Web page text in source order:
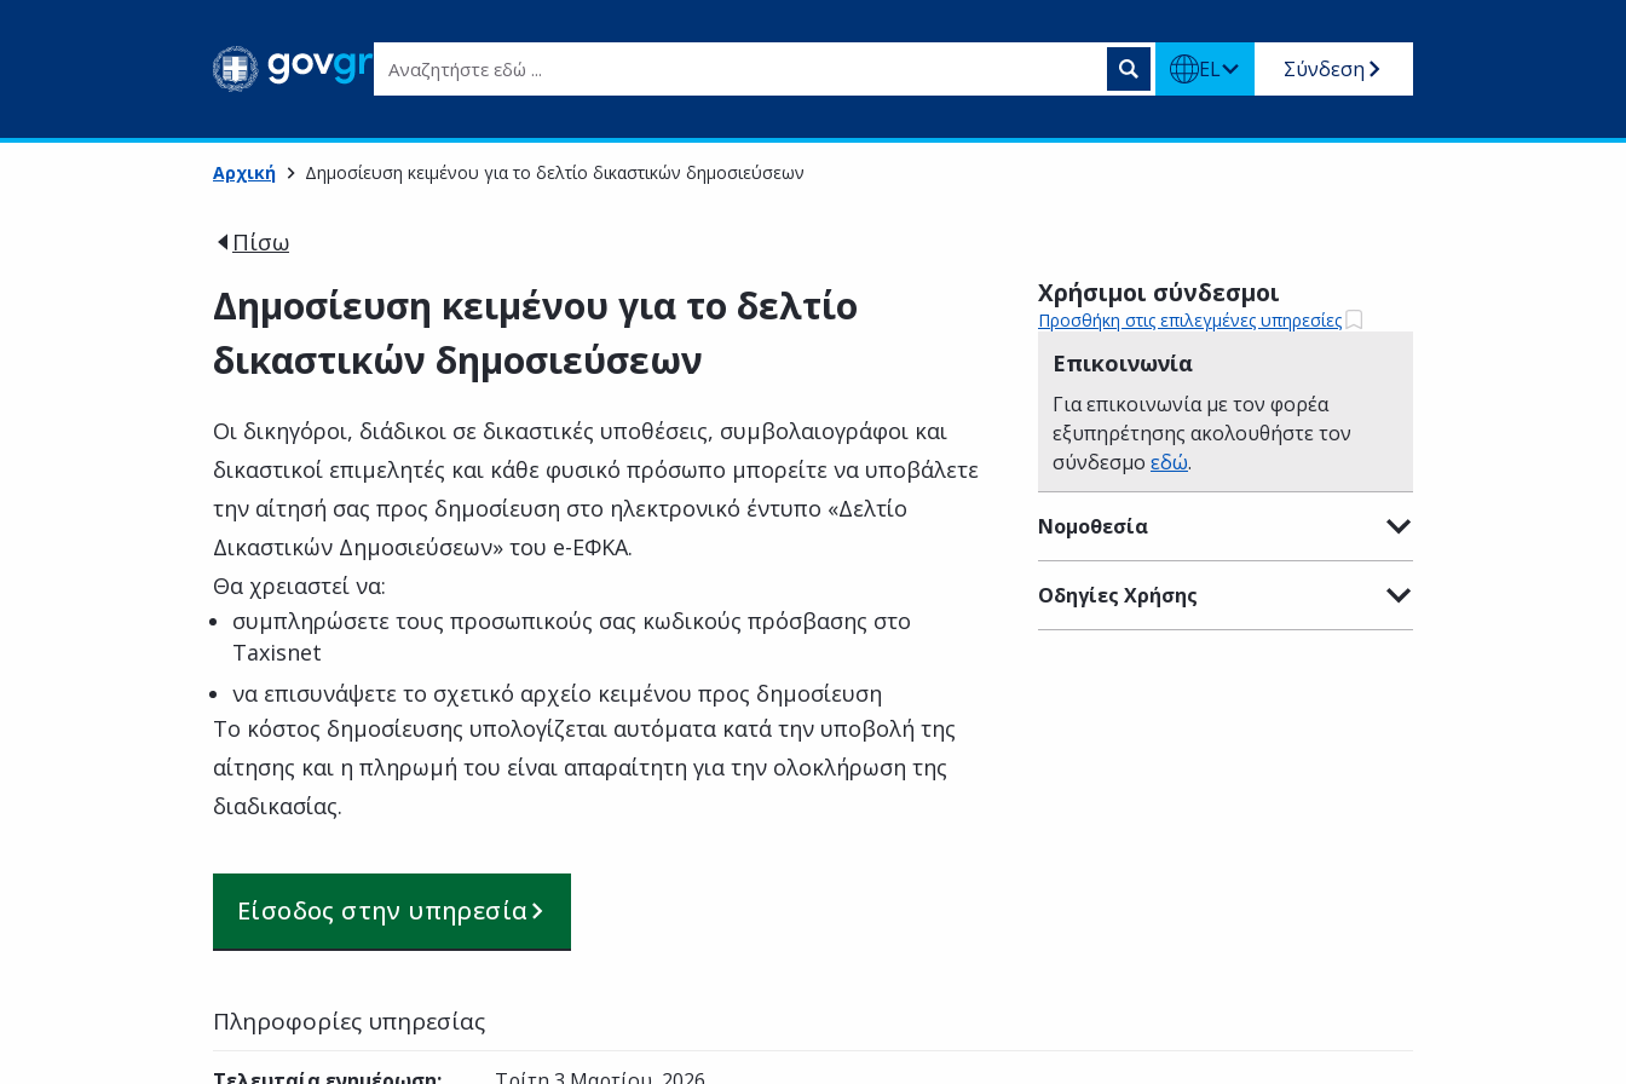
Αναζητήστε εδώ ... EL Σύνδεση
Αρχική Δημοσίευση κειμένου για το δελτίο δικαστικών δημοσιεύσεων
Πίσω
Δημοσίευση κειμένου για το δελτίο
δικαστικών δημοσιεύσεων
Οι δικηγόροι, διάδικοι σε δικαστικές υποθέσεις, συμβολαιογράφοι και
δικαστικοί επιμελητές και κάθε φυσικό πρόσωπο μπορείτε να υποβάλετε
την αίτησή σας προς δημοσίευση στο ηλεκτρονικό έντυπο «Δελτίο
Δικαστικών Δημοσιεύσεων» του e-ΕΦΚΑ.
Θα χρειαστεί να:
συμπληρώσετε τους προσωπικούς σας κωδικούς πρόσβασης στο
Taxisnet
να επισυνάψετε το σχετικό αρχείο κειμένου προς δημοσίευση
Το κόστος δημοσίευσης υπολογίζεται αυτόματα κατά την υποβολή της
αίτησης και η πληρωμή του είναι απαραίτητη για την ολοκλήρωση της
διαδικασίας.
Είσοδος στην υπηρεσία
Χρήσιμοι σύνδεσμοι
Προσθήκη στις επιλεγμένες υπηρεσίες
Επικοινωνία
Για επικοινωνία με τον φορέα
εξυπηρέτησης ακολουθήστε τον
σύνδεσμο εδώ.
Νομοθεσία
Οδηγίες Χρήσης
Πληροφορίες υπηρεσίας